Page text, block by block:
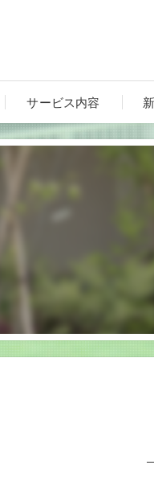
サービス内容
ガーデンルーム・テ